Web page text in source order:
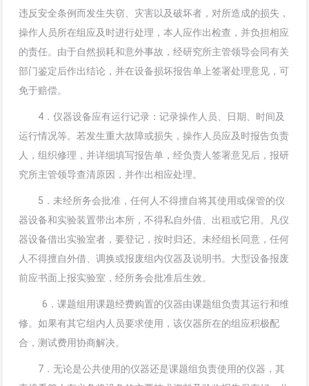
违反安全条例而发生失窃、灾害以及破坏者，对所造成的损失，
操作人员所在组应及时进行处理，本人应作出检查，并负担相应
的责任。由于自然损耗和意外事故，经研究所主管领导会同有关
部门鉴定后作出结论，并在设备损坏报告单上签署处理意见，可
免于赔偿。
4．仪器设备应有运行记录：记录操作人员、日期、时间及
运行情况等。若发生重大故障或损失，操作人员应及时报告负责
人，组织修理，并详细填写报告单，经负责人签署意见后，报研
究所主管领导查清原因，并作出相应处理。
5．未经所务会批准，任何人不得擅自将其使用或保管的仪
器设备和实验装置带出本所，不得私自外借、出租或它用。凡仪
器设备借出实验室者，要登记，按时归还。未经组长同意，任何
人不得擅自外借、调换或报废组内仪器及说明书。大型设备报废
前应书面上报实验室，经所务会批准后生效。
6．课题组用课题经费购置的仪器由课题组负责其运行和维
修。如果有其它组内人员要求使用，该仪器所在的组应积极配
合，测试费用协商解决。
7．无论是公共使用的仪器还是课题组负责使用的仪器，其